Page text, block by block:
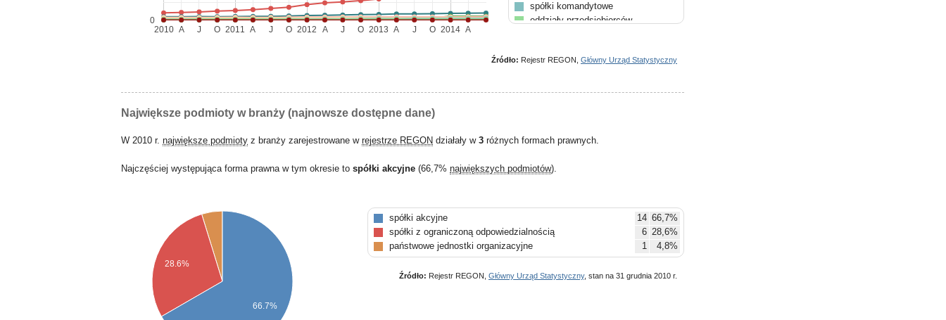
2010 2011 2012 2013 2014
A J O A J O A J O A J O A
0
spółki komandytowe
oddziały przedsiębiorców
Źródło: Rejestr REGON, Główny Urząd Statystyczny
Największe podmioty w branży (najnowsze dostępne dane)
W 2010 r. największe podmioty z branży zarejestrowane w rejestrze REGON działały w 3 różnych formach prawnych.
Najczęściej występująca forma prawna w tym okresie to spółki akcyjne (66,7% największych podmiotów).
28.6%
66.7%
spółki akcyjne 14 66,7%
spółki z ograniczoną odpowiedzialnością
6 28,6%
państwowe jednostki organizacyjne
1 4,8%
Źródło: Rejestr REGON, Główny Urząd Statystyczny, stan na 31 grudnia 2010 r.